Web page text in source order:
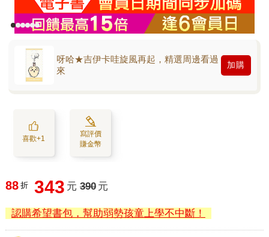
呀哈★吉伊卡哇旋風再起，精選周邊看過
來
加購
喜歡+1
寫評價
賺金幣
88 折 343 元 390 元
認購希望書包，幫助弱勢孩童上學不中斷！